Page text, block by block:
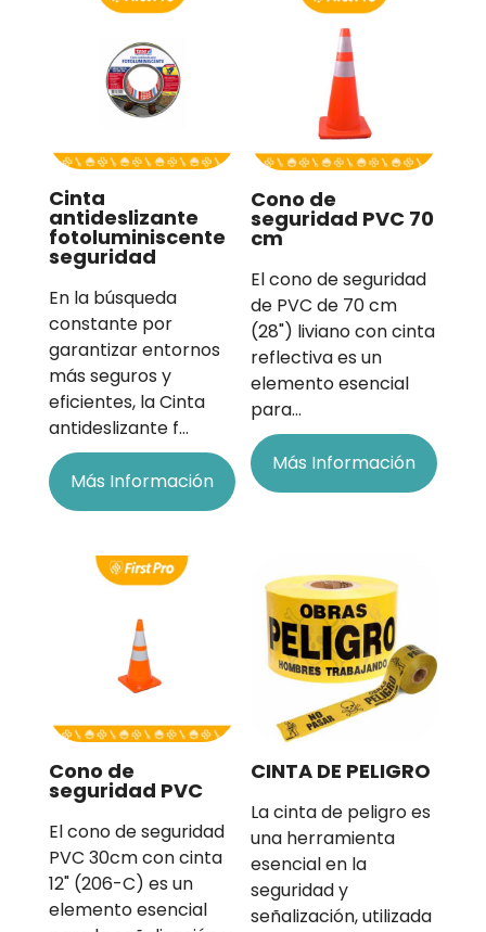
Cinta
antideslizante
fotoluminiscente
seguridad
En la búsqueda
constante por
garantizar entornos
más seguros y
eficientes, la Cinta
antideslizante f…
Más Información
Cono de
seguridad PVC 70
cm
El cono de seguridad
de PVC de 70 cm
(28") liviano con cinta
reflectiva es un
elemento esencial
para…
Más Información
Cono de
seguridad PVC
El cono de seguridad
PVC 30cm con cinta
12" (206-C) es un
elemento esencial
CINTA DE PELIGRO
La cinta de peligro es
una herramienta
esencial en la
seguridad y
señalización, utilizada